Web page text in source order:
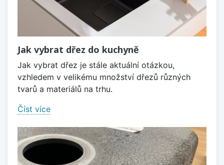
Jak vybrat dřez do kuchyně
Jak vybrat dřez je stále aktuální otázkou,
vzhledem v velikému množství dřezů různých
tvarů a materiálů na trhu.
Číst více